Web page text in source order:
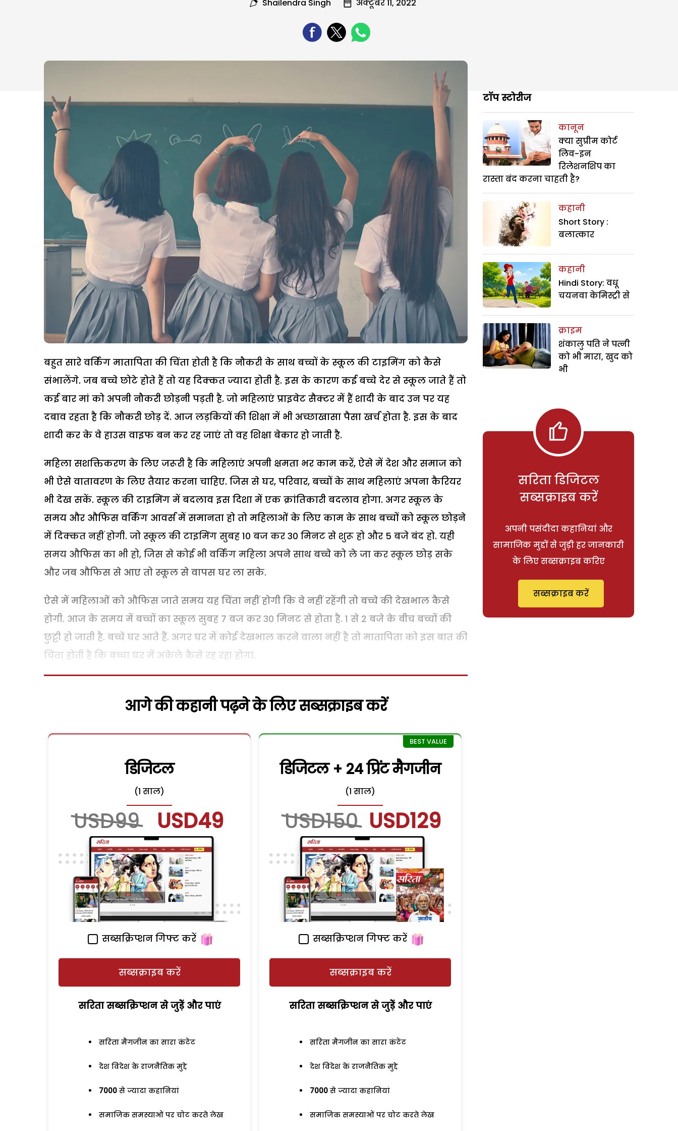
Shailendra Singh अक्टूबर 11, 2022
बहुत सारे वर्किंग मातापिता की चिंता होती है कि नौकरी के साथ बच्चों के स्कूल की टाइमिंग को कैसे
संभालेंगे. जब बच्चे छोटे होते हैं तो यह दिक्कत ज्यादा होती है. इस के कारण कई बच्चे देर से स्कूल जाते हैं तो
कई बार मां को अपनी नौकरी छोड़नी पड़ती है. जो महिलाएं प्राइवेट सैक्टर में हैं शादी के बाद उन पर यह
दबाव रहता है कि नौकरी छोड़ दें. आज लड़कियों की शिक्षा में भी अच्छाखासा पैसा खर्च होता है. इस के बाद
शादी कर के वे हाउस वाइफ बन कर रह जाएं तो वह शिक्षा बेकार हो जाती है.
महिला सशक्तिकरण के लिए जरूरी है कि महिलाएं अपनी क्षमता भर काम करें, ऐसे में देश और समाज को
भी ऐसे वातावरण के लिए तैयार करना चाहिए. जिस से घर, परिवार, बच्चों के साथ महिलाएं अपना कैरियर
भी देख सकें. स्कूल की टाइमिंग में बदलाव इस दिशा में एक क्रांतिकारी बदलाव होगा. अगर स्कूल के
समय और औफिस वर्किंग आवर्स में समानता हो तो महिलाओं के लिए काम के साथ बच्चों को स्कूल छोड़ने
में दिक्कत नहीं होगी. जो स्कूल की टाइमिंग सुबह 10 बज कर 30 मिनट से शुरू हो और 5 बजे बंद हो. यही
समय औफिस का भी हो, जिस से कोई भी वर्किंग महिला अपने साथ बच्चे को ले जा कर स्कूल छोड़ सके
और जब औफिस से आए तो स्कूल से वापस घर ला सके.
ऐसे में महिलाओं को औफिस जाते समय यह चिंता नहीं होगी कि वे नहीं रहेंगी तो बच्चे की देखभाल कैसे
होगी. आज के समय में बच्चों का स्कूल सुबह 7 बज कर 30 मिनट से होता है. 1 से 2 बजे के बीच बच्चों की
छुट्टी हो जाती है. बच्चे घर आते हैं. अगर घर में कोई देखभाल करने वाला नहीं है तो मातापिता को इस बात की
चिंता होती है कि बच्चा घर में अकेले कैसे रह रहा होगा.
आगे की कहानी पढ़ने के लिए सब्सक्राइब करें
डिजिटल
(1 साल)
USD99 USD49
सब्सक्रिप्शन गिफ्ट करें
सब्सक्राइब करें
सरिता सब्सक्रिप्शन से जुड़ेें और पाएं
सरिता मैगजीन का सारा कंटेंट
देश विदेश के राजनैतिक मुद्दे
7000 से ज्यादा कहानियां
समाजिक समस्याओं पर चोट करते लेख
डिजिटल + 24 प्रिंट मैगजीन
(1 साल)
USD150 USD129
सब्सक्रिप्शन गिफ्ट करें
सब्सक्राइब करें
सरिता सब्सक्रिप्शन से जुड़ेें और पाएं
सरिता मैगजीन का सारा कंटेंट
देश विदेश के राजनैतिक मुद्दे
7000 से ज्यादा कहानियां
समाजिक समस्याओं पर चोट करते लेख
टॉप स्टोरीज
कानून
क्या सुप्रीम कोर्ट
लिव-इन
रिलेशनशिप का
रास्ता बंद करना चाहती है?
कहानी
Short Story :
बलात्कार
कहानी
Hindi Story: वधू
चयनवा केमिस्ट्री से
क्राइम
शंकालु पति ने पत्नी
को भी मारा, खुद को
भी
सरिता डिजिटल
सब्सक्राइब करें
अपनी पसंदीदा कहानियां और
सामाजिक मुद्दों से जुड़ी हर जानकारी
के लिए सब्सक्राइब करिए
सब्सक्राइब करें